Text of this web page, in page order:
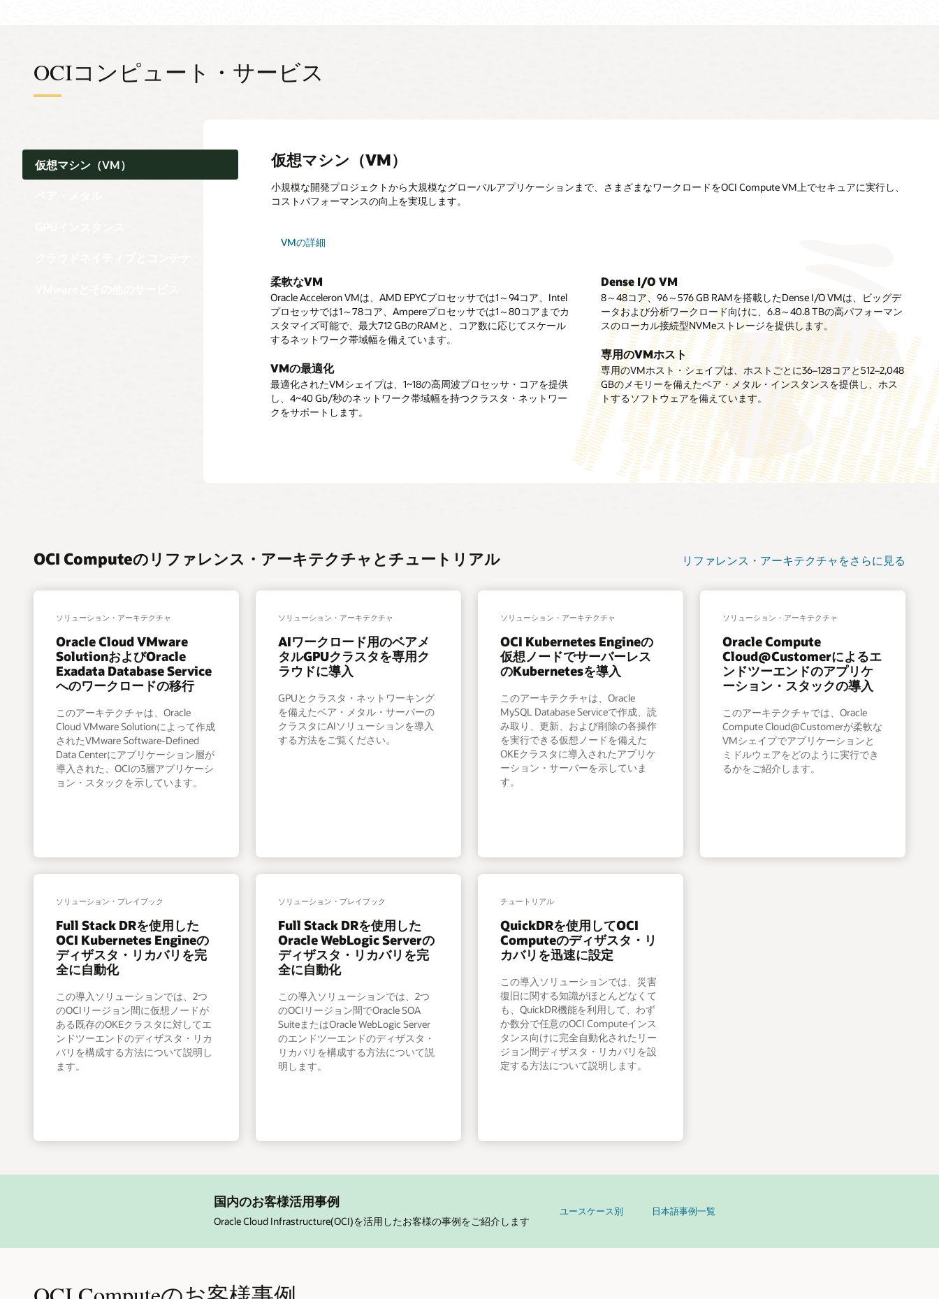
OCIコンピュート・サービス
仮想マシン（VM） 仮想マシン（VM）
小規模な開発プロジェクトから大規模なグローバルアプリケーションまで、さまざまなワークロードをOCI Compute VM上でセキュアに実行し、
コストパフォーマンスの向上を実現します。
VMの詳細
柔軟なVM
Oracle Acceleron VMは、AMD EPYCプロセッサでは1～94コア、Intel
プロセッサでは1～78コア、Ampereプロセッサでは1～80コアまでカ
スタマイズ可能で、最大712 GBのRAMと、コア数に応じてスケール
するネットワーク帯域幅を備えています。
レ
キ
シ
ブ
VMの最適化
最適化されたVMシェイプは、1~18の高周波プロセッサ・コアを提供
し、4~40 Gb/秒のネットワーク帯域幅を持つクラスタ・ネットワー
クをサポートします。
を
Dense I/O VM
8～48コア、96～576 GB RAMを搭載したDense I/O VMは、ビッグデ
ータおよび分析ワークロード向けに、6.8～40.8 TBの高パフォーマン
スのローカル接続型NVMeストレージを提供します。
Dense
I/O
VMs
に
関
す
る
詳
細
専用のVMホスト
専用のVMホスト・シェイプは、ホストごとに36–128コアと512–2,048
GBのメモリーを備えたベア・メタル・インスタンスを提供し、ホス
トするソフトウェアを備えています。
専
用
VM
ホ
見
ベアメタルの詳細
標準のベアメタル
ベアメタル・インスタンスは、コア（120～192コア）、メモリ（1,152
～1,536 GB）、ネットワーク帯域幅（最大200 Gb/秒）のバランスを
実現します。
標
の
ベ
ア
メ
これらのベアメタル・インスタンスは、NVMe SSD（3.84TB）とクラ
スタ・ネットワーキング（最大2x50Gb/secのネットワーク帯域幅と
1x100Gb/secのRDMA帯域幅）を備えた高頻度プロセッサ・コアを必
要とするHPCワークロード向けです。
る
Dense I/Oベアメタル
これらのベアメタル・インスタンスは、高いパフォーマンスのローカ
ル・ストレージ（81.6 TBのNVMe SSD）と2,304 GBのメモリを搭載
し、大規模データベースとビッグデータのワークロードに最適化され
ています。
Dense
I/O
ベ
ア
メ
タ
ル
に
GPU加速VM
GPU加速VMには、NVIDIAグラフィック・プロセッサ（NVIDIA A10、
A100、* H100、* V100、およびP100 GPU）が含まれ、クラスタリン
グによって最大30コア、16～64 GBのGPUメモリ、および8～48 Gb/
GPU
加
速
VM
* VMは近日公開予定。ベアメタル・インスタンスでは利用可能
GPU加速ベアメタル・インスタンス
NVIDIAグラフィック・プロセッサ（NVIDIA H100、A100、L40S、
H200、**、B200 GPU**）、NVIDIA Superchips（GH200 Grace
Hopper、GB200 Grace Blackwell**）、AMDグラフィック・プロセッ
サ（AMD MI300X）を搭載したベアメタル・インスタンスは、超高帯
域幅RDMAネットワークを活用してクラスタ化できます。
GPU加速ベアメタル・インスタンスに関する詳細
**近日追加予定
クラウドネイティブとコンテナの詳細
Functions
OCI Functionsは、開発者がインフラストラクチャを管理することな
くアプリケーションを作成、実行、スケーリングできるサーバーレ
ス・プラットフォームです。
Functions
詳
細
されるのは、クラウドニュートラルなテクノロジーへの要望
が高まっていることを示します。
OCI Kubernetes Engineは、Kubernetesインフラストラクチャの管理
にかかる時間、コスト、運用負担を軽減しながら、コンテナ化された
コンテナ
OCI Container Instancesは、サーバーを管理せずにコンテナを即座に
実行できるサーバーレス・コンピュート・サービスです。
コ
ン
テ
ナ
の
詳
細
コンテナ・イメージ
OCI Container Registryは、オラクルが管理するDockerレジストリサー
ビスで、オープン標準に基づいており、コンテナイメージをセキュア
に保存および共有できます。
コ
ン
テ
ナ・
イ
Oracle Cloud VMware Solutionでは、OCIでVMware対応のソフトウェ
ア定義のデータセンターを構築および管理できます。
VMware
ベ
ー
の
コ
ン
ピ
仮想デスクトップ
仮想デスクトップは、エクスペリエンスの向上と管理コストの削減を
仮
想
デ
ス
OCIは様々なデフォルトのオラクルが提供するイメージとユーザーが
作成するカスタム・イメージをサポートしています。
オ
ペ
レ
ー
テ
ィ
ン
グ・
シ
ス
テ
(OS)
Oracle OS Management Hub
Oracle OS Management Hubでは、インスタンス上のOSのパッチを管
理および更新できます。
Oracle
OS
Management
Hub
の
詳
細
OCI Computeのリファレンス・アーキテクチャとチュートリアル リファレンス・アーキテクチャをさらに見る
ソリューション・アーキテクチャ
Oracle Cloud VMware
SolutionおよびOracle
Exadata Database Service
へのワークロードの移行
このアーキテクチャは、Oracle
Cloud VMware Solutionによって作成
されたVMware Software-Defined
Data Centerにアプリケーション層が
導入された、OCIの3層アプリケーシ
ョン・スタックを示しています。
ソリューション・アーキテクチャ
AIワークロード用のベアメ
タルGPUクラスタを専用ク
ラウドに導入
GPUとクラスタ・ネットワーキング
を備えたベア・メタル・サーバーの
クラスタにAIソリューションを導入
する方法をご覧ください。
ソリューション・アーキテクチャ
OCI Kubernetes Engineの
仮想ノードでサーバーレス
のKubernetesを導入
このアーキテクチャは、Oracle
MySQL Database Serviceで作成、読
み取り、更新、および削除の各操作
を実行できる仮想ノードを備えた
OKEクラスタに導入されたアプリケ
ーション・サーバーを示していま
す。
ソリューション・アーキテクチャ
Oracle Compute
Cloud@Customerによるエ
ンドツーエンドのアプリケ
ーション・スタックの導入
このアーキテクチャでは、Oracle
Compute Cloud@Customerが柔軟な
VMシェイプでアプリケーションと
ミドルウェアをどのように実行でき
るかをご紹介します。
ソリューション・プレイブック
Full Stack DRを使用した
OCI Kubernetes Engineの
ディザスタ・リカバリを完
全に自動化
この導入ソリューションでは、2つ
のOCIリージョン間に仮想ノードが
ある既存のOKEクラスタに対してエ
ンドツーエンドのディザスタ・リカ
バリを構成する方法について説明し
ます。
ソリューション・プレイブック
Full Stack DRを使用した
Oracle WebLogic Serverの
ディザスタ・リカバリを完
全に自動化
この導入ソリューションでは、2つ
のOCIリージョン間でOracle SOA
SuiteまたはOracle WebLogic Server
のエンドツーエンドのディザスタ・
リカバリを構成する方法について説
明します。
チュートリアル
QuickDRを使用してOCI
Computeのディザスタ・リ
カバリを迅速に設定
この導入ソリューションでは、災害
復旧に関する知識がほとんどなくて
も、QuickDR機能を利用して、わず
か数分で任意のOCI Computeインス
タンス向けに完全自動化されたリー
ジョン間ディザスタ・リカバリを設
定する方法について説明します。
国内のお客様活用事例
Oracle Cloud Infrastructure(OCI)を活用したお客様の事例をご紹介します
ユースケース別 日本語事例一覧